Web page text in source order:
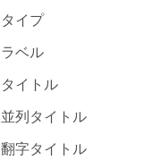
タイプ
ラベル
タイトル
並列タイトル
翻字タイトル